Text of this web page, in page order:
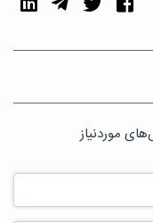
موردنیاز